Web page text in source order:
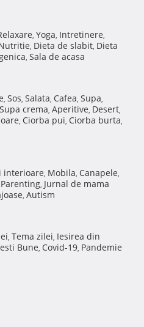
, Yoga, Intretinere,
, Dieta de slabit, Dieta
, Sala de acasa
, Sos, Salata, Cafea, Supa,
Supa crema, Aperitive, Desert,
, Ciorba pui, Ciorba burta,
interioare, Mobila, Canapele,
Parenting, Jurnal de mama
, Autism
, Tema zilei, Iesirea din
Bune, Covid-19, Pandemie